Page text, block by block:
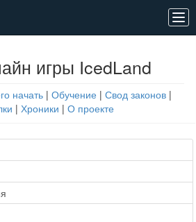
игры IcedLand
начать | Обучение | Свод законов |
| Хроники | О проекте